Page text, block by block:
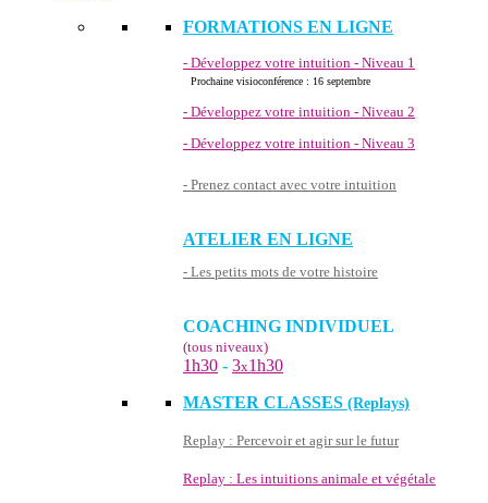
FORMATIONS EN LIGNE
- Développez votre intuition - Niveau 1
Prochaine visioconférence : 16 septembre
- Développez votre intuition - Niveau 2
- Développez votre intuition - Niveau 3
- Prenez contact avec votre intuition
ATELIER EN LIGNE
- Les petits mots de votre histoire
COACHING INDIVIDUEL
(tous niveaux)
1h30 - 3x1h30
MASTER CLASSES (Replays)
Replay : Percevoir et agir sur le futur
Replay : Les intuitions animale et végétale